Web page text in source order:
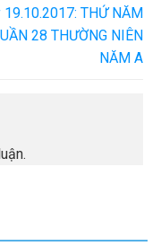
19.10.2017: THỨ NĂM
28 THƯỜNG NIÊN
NĂM A